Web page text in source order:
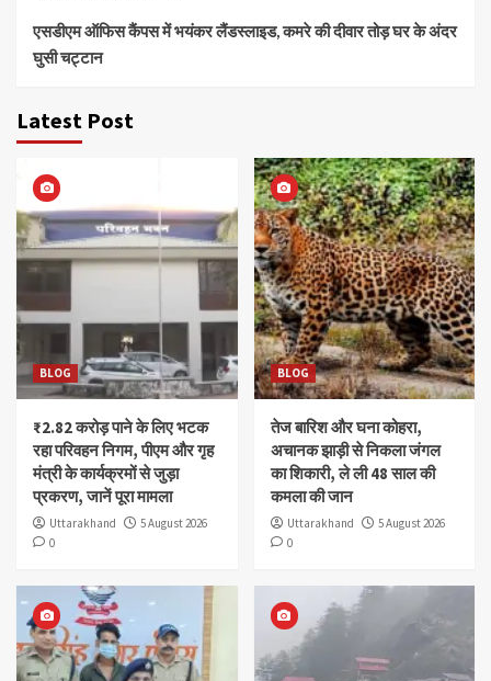
एसडीएम ऑफिस कैंपस में भयंकर लैंडस्लाइड, कमरे की दीवार तोड़ घर के अंदर
घुसी चट्टान
Latest Post
BLOG
₹2.82 करोड़ पाने के लिए भटक
रहा परिवहन निगम, पीएम और गृह
मंत्री के कार्यक्रमों से जुड़ा
प्रकरण, जानें पूरा मामला
Uttarakhand
5 August 2026
0
BLOG
तेज बारिश और घना कोहरा,
अचानक झाड़ी से निकला जंगल
का शिकारी, ले ली 48 साल की
कमला की जान
Uttarakhand
5 August 2026
0